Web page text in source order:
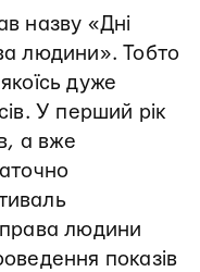
назву «Дні
людини». Тобто
дуже
У перший рік
а вже
людини
показів